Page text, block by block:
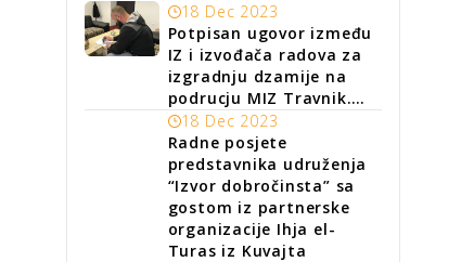
18 Dec 2023
Potpisan ugovor između
IZ i izvođača radova za
izgradnju dzamije na
podrucju MIZ Travnik….
18 Dec 2023
Radne posjete
predstavnika udruženja
“Izvor dobročinsta” sa
gostom iz partnerske
organizacije Ihja el-
Turas iz Kuvajta